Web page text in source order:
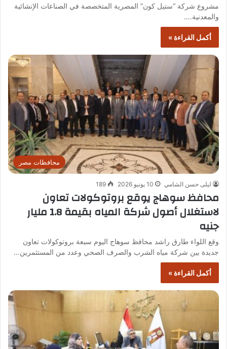
مشروع شركة “ستيل كون” المصرية المتخصصة في الصناعات الإنشائية
والمعدنية.…
أكمل القراءة »
محافظات مصر
ليلى حسن الشامي 10 يونيو 2026 189
محافظ سوهاج يوقع بروتوكولات تعاون
لاستغلال أصول شركة المياه بقيمة 1.8 مليار
جنيه
وقع اللواء طارق راشد محافظ سوهاج اليوم سبعة بروتوكولات تعاون
جديدة بين شركة مياه الشرب والصرف الصحي وعدد من المستثمرين…
أكمل القراءة »